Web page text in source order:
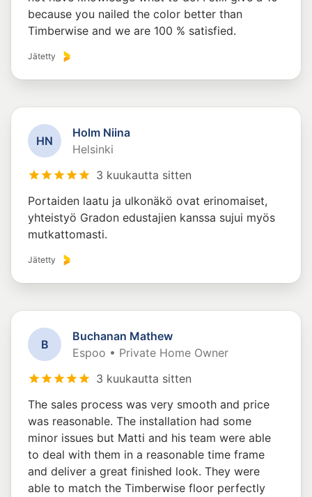
because you nailed the color better than
Timberwise and we are 100 % satisfied.
Jätetty
HN
Holm Niina
Helsinki
3 kuukautta sitten
Portaiden laatu ja ulkonäkö ovat erinomaiset,
yhteistyö Gradon edustajien kanssa sujui myös
mutkattomasti.
Jätetty
B
Buchanan Mathew
Espoo • Private Home Owner
3 kuukautta sitten
The sales process was very smooth and price
was reasonable. The installation had some
minor issues but Matti and his team were able
to deal with them in a reasonable time frame
and deliver a great finished look. They were
able to match the Timberwise floor perfectly